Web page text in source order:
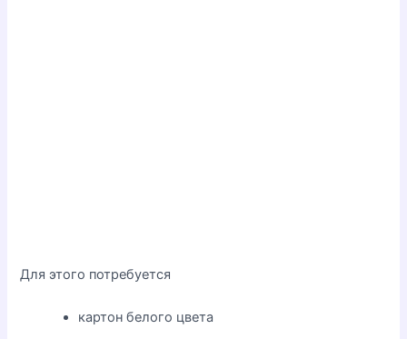
Для этого потребуется
картон белого цвета